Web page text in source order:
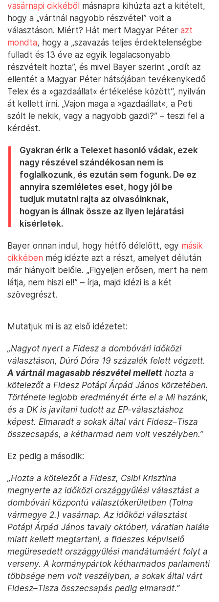
vasárnapi cikkéből másnapra kihúzta azt a kitételt,
hogy a „vártnál nagyobb részvétel” volt a
választáson. Miért? Hát mert Magyar Péter azt
mondta, hogy a „szavazás teljes érdektelenségbe
fulladt és 13 éve az egyik legalacsonyabb
részvételt hozta”, és mivel Bayer szerint „ordít az
ellentét a Magyar Péter hátsójában tevékenykedő
Telex és a »gazdaállat« értékelése között”, nyilván
át kellett írni. „Vajon maga a »gazdaállat«, a Peti
szólt le nekik, vagy a nagyobb gazdi?” – teszi fel a
kérdést.
Gyakran érik a Telexet hasonló vádak, ezek
nagy részével szándékosan nem is
foglalkozunk, és ezután sem fogunk. De ez
annyira szemléletes eset, hogy jól be
tudjuk mutatni rajta az olvasóinknak,
hogyan is állnak össze az ilyen lejáratási
kísérletek.
Bayer onnan indul, hogy hétfő délelőtt, egy másik
cikkében még idézte azt a részt, amelyet délután
már hiányolt belőle. „Figyeljen erősen, mert ha nem
látja, nem hiszi el!” – írja, majd idézi is a két
szövegrészt.
Mutatjuk mi is az első idézetet:
„Nagyot nyert a Fidesz a dombóvári időközi
választáson, Dúró Dóra 19 százalék felett végzett.
A vártnál magasabb részvétel mellett hozta a
kötelezőt a Fidesz Potápi Árpád János körzetében.
Története legjobb eredményét érte el a Mi hazánk,
és a DK is javítani tudott az EP-választáshoz
képest. Elmaradt a sokak által várt Fidesz–Tisza
összecsapás, a kétharmad nem volt veszélyben.”
Ez pedig a második:
„Hozta a kötelezőt a Fidesz, Csibi Krisztina
megnyerte az időközi országgyűlési választást a
dombóvári központú választókerületben (Tolna
vármegye 2.) vasárnap. Az időközi választást
Potápi Árpád János tavaly októberi, váratlan halála
miatt kellett megtartani, a fideszes képviselő
megüresedett országgyűlési mandátumáért folyt a
verseny. A kormánypártok kétharmados parlamenti
többsége nem volt veszélyben, a sokak által várt
Fidesz–Tisza összecsapás pedig elmaradt.”